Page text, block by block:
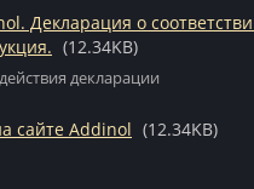
Декларация о
(12.34KB)
декларации
сайте Addinol (12.34KB)